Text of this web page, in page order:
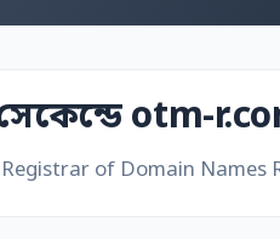
otm-
Registrar of Domain Names